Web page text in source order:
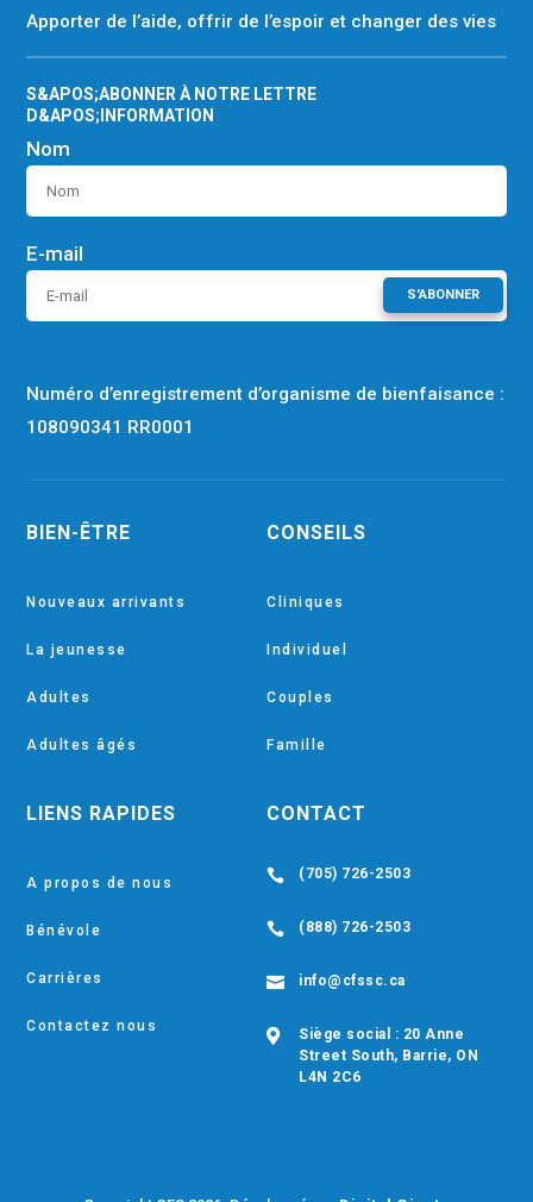
Apporter de l’aide, offrir de l’espoir et changer des vies
S&APOS;ABONNER À NOTRE LETTRE
D&APOS;INFORMATION
Nom
E-mail
S'ABONNER
Numéro d’enregistrement d’organisme de bienfaisance :
108090341 RR0001
BIEN-ÊTRE
Nouveaux arrivants
La jeunesse
Adultes
Adultes âgés
LIENS RAPIDES
A propos de nous
Bénévole
Carrières
Contactez nous
CONSEILS
Cliniques
Individuel
Couples
Famille
CONTACT
 (705) 726-2503
 (888) 726-2503
 info@cfssc.ca

Siège social : 20 Anne
Street South, Barrie, ON
L4N 2C6